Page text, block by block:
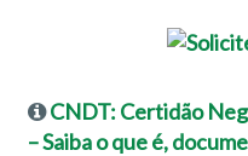
CNDT: Certidão
– Saiba o que é,